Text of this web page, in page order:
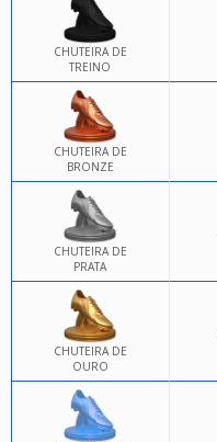
CHUTEIRA DE
TREINO
CHUTEIRA DE
BRONZE
CHUTEIRA DE
PRATA
CHUTEIRA DE
OURO